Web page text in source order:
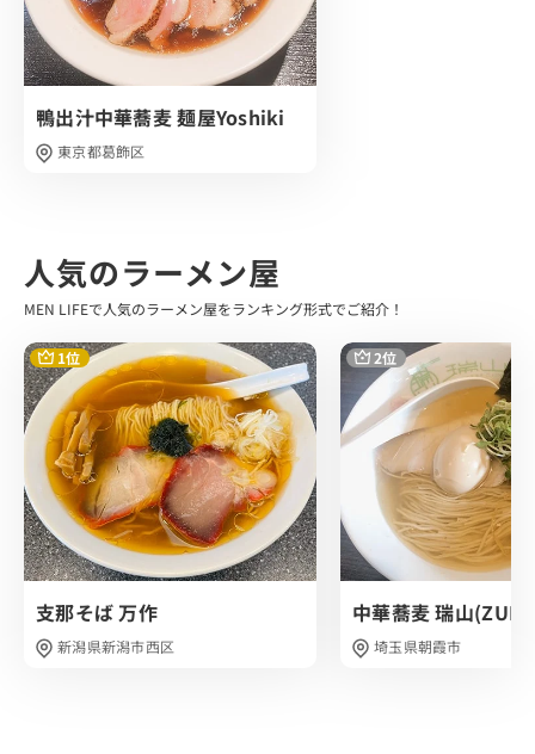
うんまっっ…！！
豚骨の旨味がガツンとファーストタッチ、そこから醤油の
キレがグッときました。
少し酸味が感じられ、それもアクセントに。
徳島県産の阿波尾鶏から作り上げたという鶏油の風味や旨
味がスープとの相性抜群だなと感じました。
食感も言うまでもなく、美味い。
これがまたシャキシャキで美味い、、、
スープとの相性がとにかく良く、レンゲが進んでしまいま
す。
レアチャーシューは豚肩ロースと細切れのチャーシューも
一緒でした。
濃厚スープとの相性もありそのものの味付けは薄めでし
た。
海苔もびっくりするくらい美味しく、香りであきらかに上
質な海苔を使われているんだなと感じました。
常連やファンのお客さんが来るのも納得の一杯でした。
ラーメン自体のお値段もリーズナブルでコスパ・味と共に
鴨出汁中華蕎麦 麺屋Yoshiki
東京都葛飾区
人気のラーメン屋
MEN LIFEで人気のラーメン屋をランキング形式でご紹介！
1位
支那そば 万作
新潟県新潟市西区
2位
中華蕎麦 瑞山
埼玉県朝霞市